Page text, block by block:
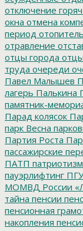
отключение
окна отмена
период
отравление
отцы города
труда очереди
Павел Малышев
лагерь Палькина
памятник-
Парад колясок
парк Весна
Партия Роста
пассажирские
ПАТП патриотизм
пауэрлифтинг ПГУ
МОМВД России
тайна пенсии
пенсионная
накопления